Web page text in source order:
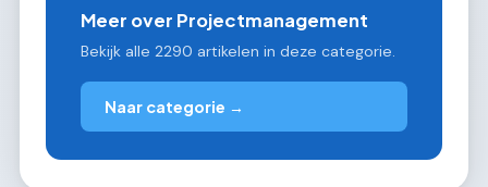
Meer over Projectmanagement
Bekijk alle 2290 artikelen in deze categorie.
Naar categorie →